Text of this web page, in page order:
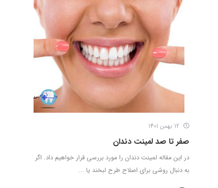
صفر تا صد لمینت دندان
در این مقاله لمینت دندان را مورد بررسی قرار خواهیم داد. اگر
به دنبال روشی برای اصلاح طرح لبخند یا ...